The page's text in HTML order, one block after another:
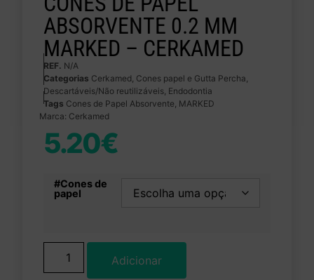
ABSORVENTE 0.2 MM
MARKED – CERKAMED
REF. N/A
Categorias Cerkamed Cones papel e Gutta Percha
Descartáveis/Não reutilizáveis Endodontia
Tags Cones de Papel Absorvente MARKED
Marca: Cerkamed
5.20€
#Cones de
papel
Adicionar